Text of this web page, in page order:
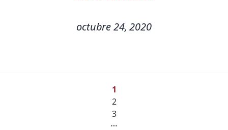
octubre 24, 2020
1
2
3
…